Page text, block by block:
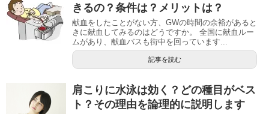
きるの？条件は？メリットは？
献血をしたことがない方、GWの時間の余裕があると
きに献血してみるのはどうですか。 全国に献血ルー
ムがあり、献血バスも街中を回っています...
記事を読む
肩こりに水泳は効く？どの種目がベス
ト？その理由を論理的に説明します